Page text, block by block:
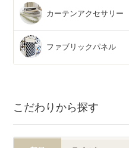
カーテンアクセサリー
ファブリックパネル
こだわりから探す